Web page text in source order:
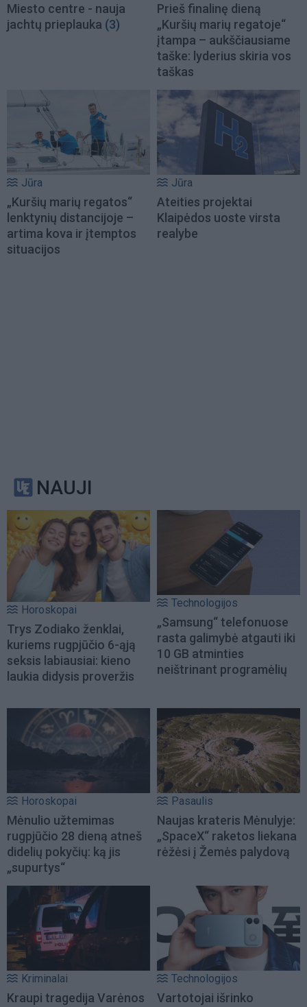
Miesto centre - nauja
jachtų prieplauka (3)
Prieš finalinę dieną
„Kuršių marių regatoje“
įtampa – aukščiausiame
taške: lyderius skiria vos
taškas
Jūra
„Kuršių marių regatos“
lenktynių distancijoje –
artima kova ir įtemptos
situacijos
Jūra
Ateities projektai
Klaipėdos uoste virsta
realybe
NAUJI
Horoskopai
Trys Zodiako ženklai,
kuriems rugpjūčio 6-ąją
seksis labiausiai: kieno
laukia didysis proveržis
Technologijos
„Samsung“ telefonuose
rasta galimybė atgauti iki
10 GB atminties
neištrinant programėlių
Horoskopai
Mėnulio užtemimas
rugpjūčio 28 dieną atneš
didelių pokyčių: ką jis
„supurtys“
Pasaulis
Naujas krateris Mėnulyje:
„SpaceX“ raketos liekana
rėžėsi į Žemės palydovą
Kriminalai
Kraupi tragedija Varėnos
Technologijos
Vartotojai išrinko